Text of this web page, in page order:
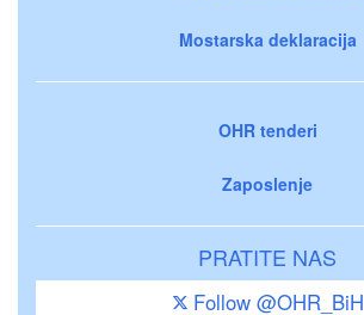
Mostarska deklaracija
OHR tenderi
Zaposlenje
PRATITE NAS
Follow @OHR_BiH